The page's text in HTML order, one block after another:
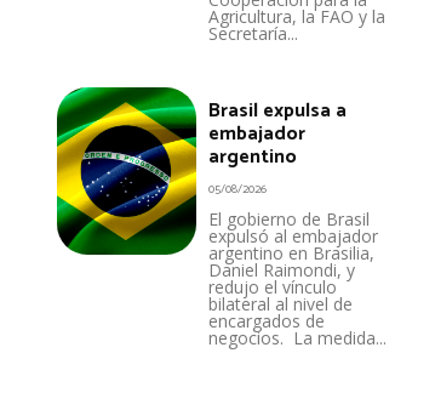
Agricultura, la FAO y la
Secretaría...
Brasil expulsa a
embajador
argentino
05/08/2026
El gobierno de Brasil
expulsó al embajador
argentino en Brasilia,
Daniel Raimondi, y
redujo el vínculo
bilateral al nivel de
encargados de
negocios. La medida...